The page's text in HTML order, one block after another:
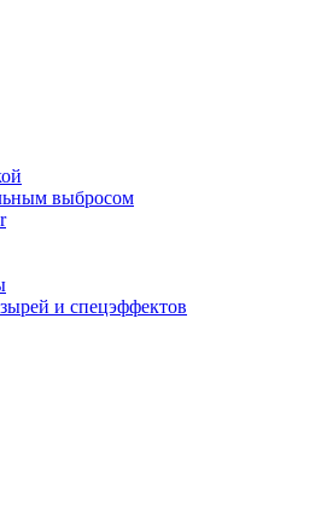
выбросом
и спецэффектов